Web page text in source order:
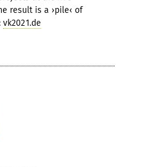
result is a ›pile‹ of
vk2021.de